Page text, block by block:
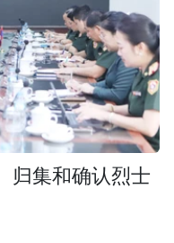
归集和确认烈士